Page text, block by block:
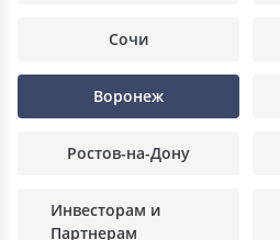
Сочи
Воронеж
Ростов-на-Дону
Инвесторам и
Партнерам